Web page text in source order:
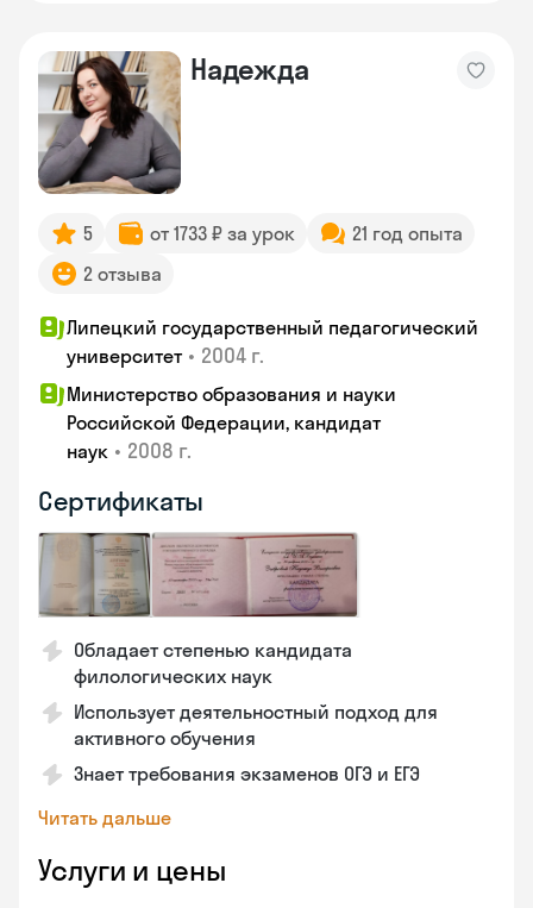
Надежда
5 от 1733 ₽ за урок
21 год опыта
2 отзыва
Липецкий государственный педагогический
университет • 2004 г.
Министерство образования и науки
Российской Федерации, кандидат
наук • 2008 г.
Сертификаты
Обладает степенью кандидата
филологических наук
Использует деятельностный подход для
активного обучения
Знает требования экзаменов ОГЭ и ЕГЭ
Читать дальше
Услуги и цены